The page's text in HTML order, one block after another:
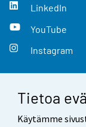
Tietoa
Käytämme
LinkedIn
YouTube
Instagram
Yhteystiedot
Palaute